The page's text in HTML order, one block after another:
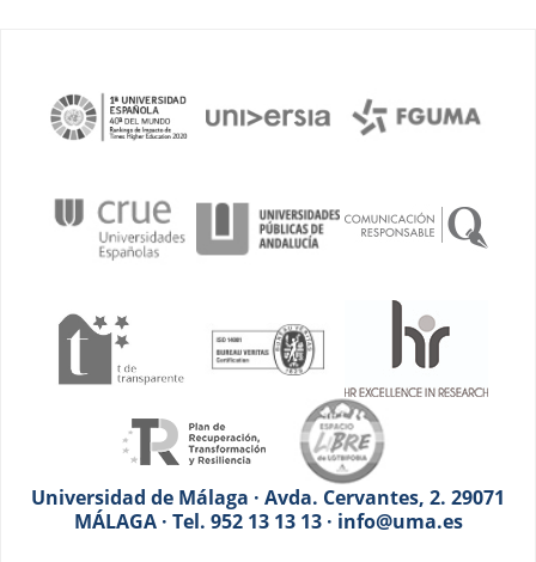
Universidad de Málaga · Avda. Cervantes, 2. 29071
MÁLAGA · Tel. 952 13 13 13 · info@uma.es